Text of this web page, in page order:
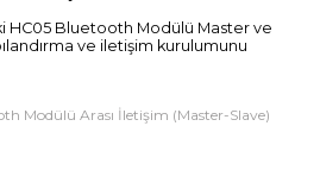
HC05 Bluetooth Modülü Master ve
ve iletişim kurulumunu
Modülü Arası İletişim (Master-Slave)